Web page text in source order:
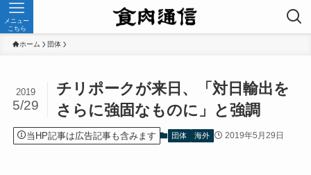
メニュー
こちら
ホーム 団体
チリポークが来日、「対日輸出を
さらに強固なものに」と強調
2019
5/29
当HP記事は広告記事も含みます 団体 海外 2019年5月29日